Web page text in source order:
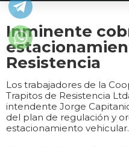
Inminente
Resistencia
Los trabajadores de la
Trapitos de Resistencia
intendente Jorge
del plan de regulación y
estacionamiento vehicular.